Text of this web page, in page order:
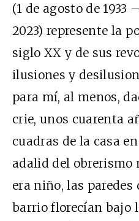
(1 de agosto de 1933
2023) represente la
siglo XX y de sus
ilusiones y
para mí, al menos,
crie, unos cuarenta
cuadras de la casa
adalid del obrerismo
era niño, las paredes
barrio florecían bajo